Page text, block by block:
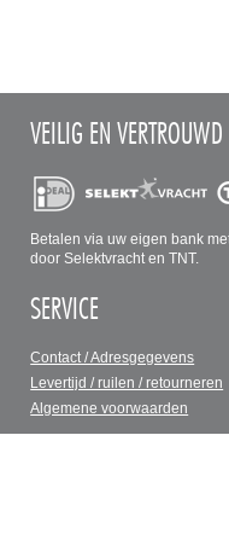
VEILIG EN VERTROUWD
Betalen via uw eigen bank
door Selektvracht en TNT.
SERVICE
Contact / Adresgegevens
Levertijd / ruilen / retourneren
Algemene voorwaarden